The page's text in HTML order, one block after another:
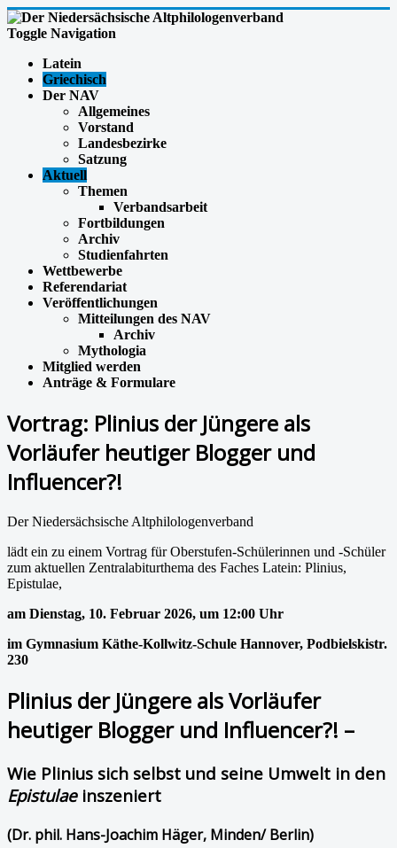
Toggle Navigation
Latein
Griechisch
Der NAV
Allgemeines
Vorstand
Landesbezirke
Satzung
Aktuell
Themen
Verbandsarbeit
Fortbildungen
Archiv
Studienfahrten
Wettbewerbe
Referendariat
Veröffentlichungen
Mitteilungen des NAV
Archiv
Mythologia
Mitglied werden
Anträge & Formulare
Vortrag: Plinius der Jüngere als
Vorläufer heutiger Blogger und
Influencer?!
Der Niedersächsische Altphilologenverband
lädt ein zu einem Vortrag für Oberstufen-Schülerinnen und -Schüler
zum aktuellen Zentralabiturthema des Faches Latein: Plinius,
Epistulae,
am Dienstag, 10. Februar 2026, um 12:00 Uhr
im Gymnasium Käthe-Kollwitz-Schule Hannover, Podbielskistr.
230
Plinius der Jüngere als Vorläufer
heutiger Blogger und Influencer?! –
Wie Plinius sich selbst und seine Umwelt in den
Epistulaeinszeniert
(Dr. phil. Hans-Joachim Häger, Minden/ Berlin)